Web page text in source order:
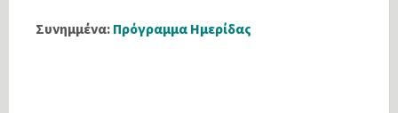
Συνημμένα: Πρόγραμμα Ημερίδας